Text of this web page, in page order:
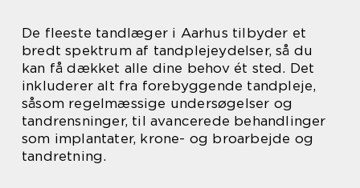
De fleeste tandlæger i Aarhus tilbyder et
bredt spektrum af tandplejeydelser, så du
kan få dækket alle dine behov ét sted. Det
inkluderer alt fra forebyggende tandpleje,
såsom regelmæssige undersøgelser og
tandrensninger, til avancerede behandlinger
som implantater, krone- og broarbejde og
tandretning.